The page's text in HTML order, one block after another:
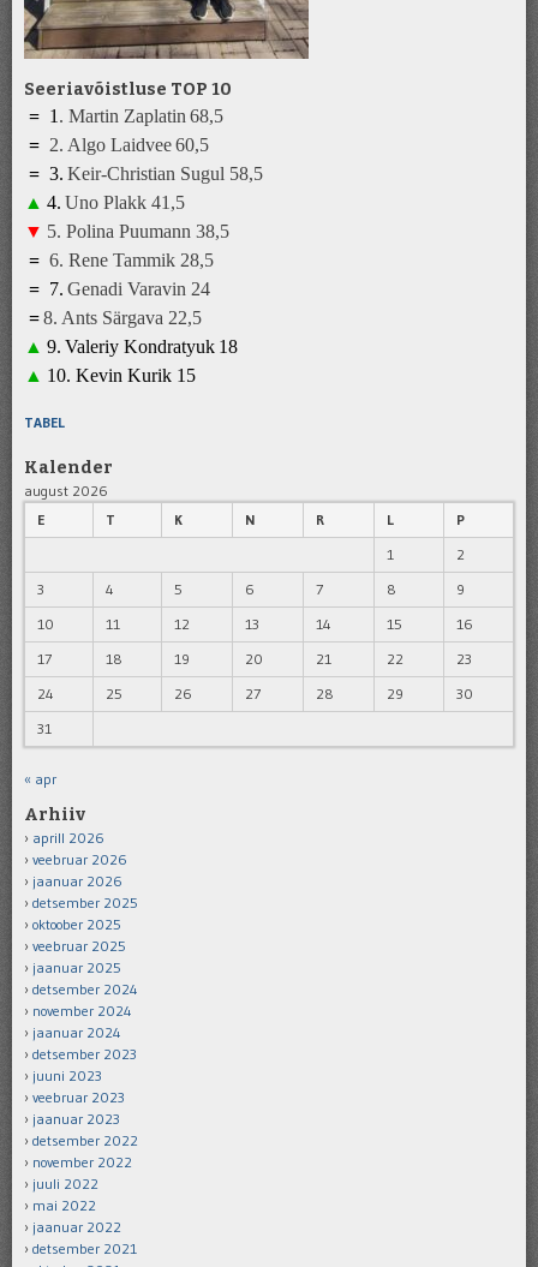
Seeriavõistluse TOP 10
= 1 . Martin Zaplatin 68,5
= 2. Algo Laidvee60,5
= 3. Keir-Christian Sugul 58,5
▲ 4. Uno Plakk 41 ,5
▼ 5. Polina Puumann 38,5
= 6. Rene Tammik 28,5
= 7. Genadi Varavin 24
=8. Ants Särgava 22,5
▲ 9. Valeriy Kondratyuk 18
▲ 10. Kevin Kurik 1 5
TABEL
Kalender
august 2026
E
T K N R L
P
1
2
3
4 5 6 7 8
9
10
11 12 13 14 15
16
17
18 19 20 21 22
23
24
25 26 27 28 29
30
31
« apr
Arhiiv
aprill 2026
veebruar 2026
jaanuar 2026
detsember 2025
oktoober 2025
veebruar 2025
jaanuar 2025
detsember 2024
november 2024
jaanuar 2024
detsember 2023
juuni 2023
veebruar 2023
jaanuar 2023
detsember 2022
november 2022
juuli 2022
mai 2022
jaanuar 2022
detsember 2021